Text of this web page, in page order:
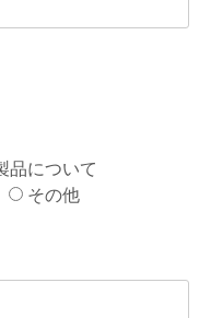
品について
その他